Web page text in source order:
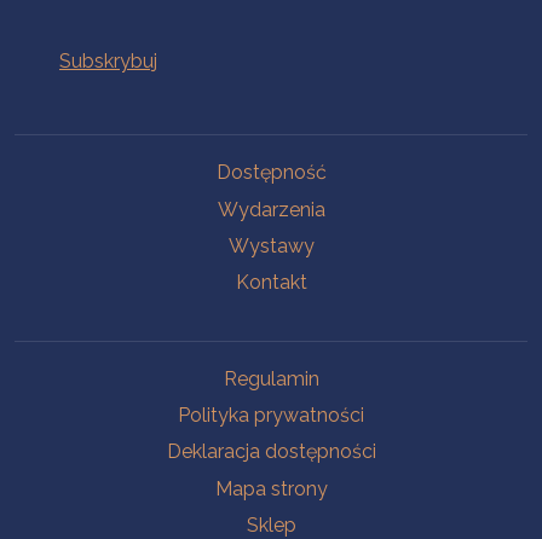
Dostępność
Wydarzenia
Wystawy
Kontakt
Regulamin
Polityka prywatności
Deklaracja dostępności
Mapa strony
Sklep